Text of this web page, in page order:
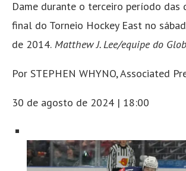
Dame durante o terceiro período das
final do Torneio Hockey East no
de 2014. Matthew J. Lee/equipe do
Por STEPHEN WHYNO, Associated
30 de agosto de 2024 | 18:00